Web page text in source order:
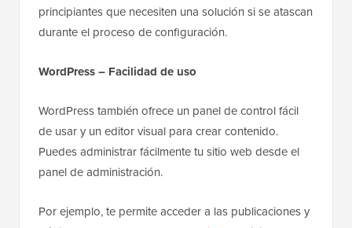
principiantes que necesiten una solución si se atascan
durante el proceso de configuración.
WordPress – Facilidad de uso
WordPress también ofrece un panel de control fácil
de usar y un editor visual para crear contenido.
Puedes administrar fácilmente tu sitio web desde el
panel de administración.
Por ejemplo, te permite acceder a las publicaciones y